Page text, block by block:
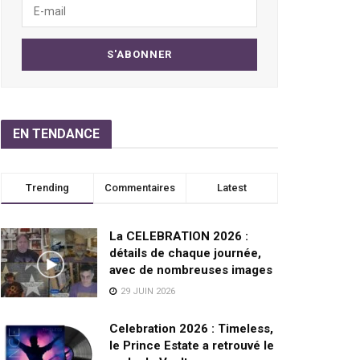
EN TENDANCE
Trending Commentaires Latest
La CELEBRATION 2026 :
détails de chaque journée,
avec de nombreuses images
29 JUIN 2026
Celebration 2026 : Timeless,
le Prince Estate a retrouvé le